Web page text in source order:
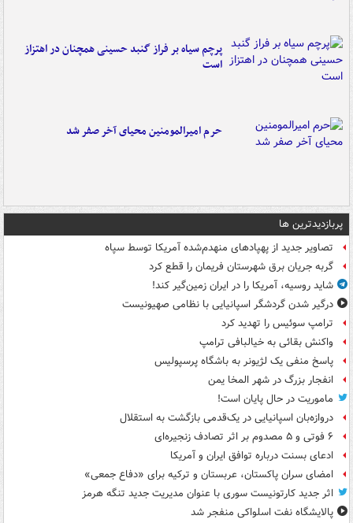
پرچم سیاه بر فراز گنبد حسینی همچنان در اهتزاز
است
حرم امیرالمومنین محیای آخر صفر شد
پربازدیدترین ها
تصاویر جدید از پهپادهای منهدم‌شده آمریکا توسط سپاه
گربه جریان برق شهرستان فریمان را قطع کرد
شاید روسیه، آمریکا را در ایران زمین‌گیر کند!
درگیر شدن گردشگر اسپانیایی با نظامی صهیونیست
ترامپ سوئیس را تهدید کرد
واکنش بقائی به خیالبافی ترامپ
پاسخ منفی یک لژیونر به باشگاه پرسپولیس
انفجار بزرگ در شهر المخا یمن
ماموریت در حال پایان است!
دروازه‌بان اسپانیایی در یک‌قدمی بازگشت به استقلال
۶ فوتی و ۵ مصدوم بر اثر تصادف زنجیره‌ای
ادعای بسنت درباره توافق ایران و آمریکا
امضای سران پاکستان، عربستان و ترکیه برای «دفاع جمعی»
اثر جدید کارتونیست سوری با عنوان مدیریت جدید تنگه هرمز
پالایشگاه نفت اسلواکی منفجر شد